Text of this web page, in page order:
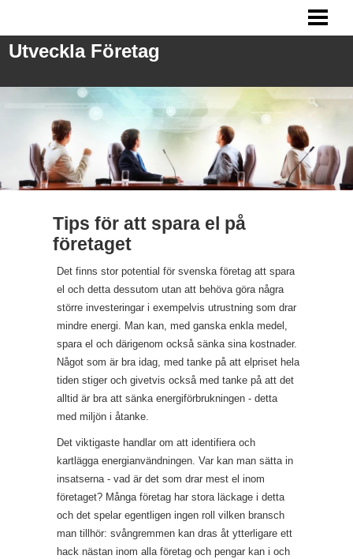
ANSTÄLLA PERSONAL
MARKNADSFÖRING
BLOGG
Utveckla Företag
Tips för att spara el på
företaget
Det finns stor potential för svenska företag att spara
el och detta dessutom utan att behöva göra några
större investeringar i exempelvis utrustning som drar
mindre energi. Man kan, med ganska enkla medel,
spara el och därigenom också sänka sina kostnader.
Något som är bra idag, med tanke på att elpriset hela
tiden stiger och givetvis också med tanke på att det
alltid är bra att sänka energiförbrukningen - detta
med miljön i åtanke.
Det viktigaste handlar om att identifiera och
kartlägga energianvändningen. Var kan man sätta in
insatserna - vad är det som drar mest el inom
företaget? Många företag har stora läckage i detta
och det spelar egentligen ingen roll vilken bransch
man tillhör: svångremmen kan dras åt ytterligare ett
hack nästan inom alla företag och pengar kan i och